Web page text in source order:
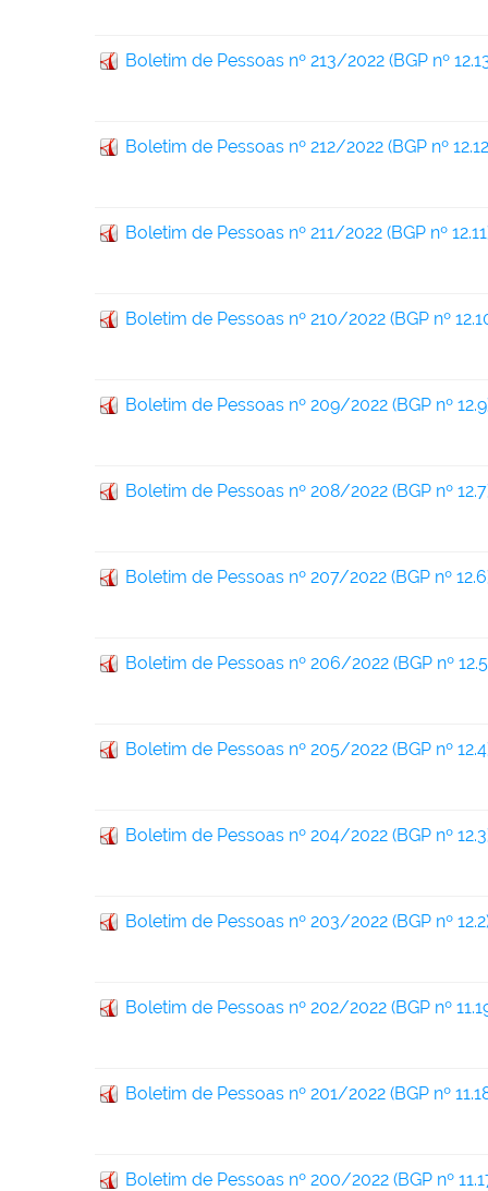
Boletim de Pessoas nº 213/2022 (BGP nº
Boletim de Pessoas nº 212/2022 (BGP nº
Boletim de Pessoas nº 211/2022 (BGP nº
Boletim de Pessoas nº 210/2022 (BGP nº
Boletim de Pessoas nº 209/2022 (BGP nº
Boletim de Pessoas nº 208/2022 (BGP nº
Boletim de Pessoas nº 207/2022 (BGP nº
Boletim de Pessoas nº 206/2022 (BGP nº
Boletim de Pessoas nº 205/2022 (BGP nº
Boletim de Pessoas nº 204/2022 (BGP nº
Boletim de Pessoas nº 203/2022 (BGP nº
Boletim de Pessoas nº 202/2022 (BGP nº
Boletim de Pessoas nº 201/2022 (BGP nº
Boletim de Pessoas nº 200/2022 (BGP nº